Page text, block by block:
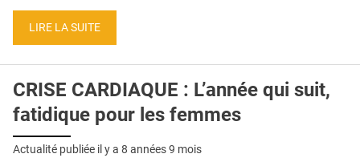
CONTACT
LIRE LA SUITE
CRISE CARDIAQUE : L’année qui suit,
fatidique pour les femmes
Actualité publiée il y a 8 années 9 mois